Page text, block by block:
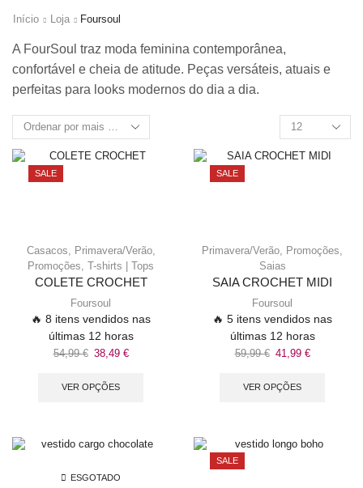
Início Loja Foursoul
A FourSoul traz moda feminina contemporânea,
confortável e cheia de atitude. Peças versáteis, atuais e
perfeitas para looks modernos do dia a dia.
SALE
Casacos Primavera/Verão,
Promoções T-shirts | Tops
COLETE CROCHET
Foursoul
🔥 8 itens vendidos nas
últimas 12 horas
54,99€ 38,49 €
VER OPÇÕES
SALE
Primavera/Verão Promoções
Saias
SAIA CROCHET MIDI
Foursoul
🔥 5 itens vendidos nas
últimas 12 horas
59,99€ 41,99 €
VER OPÇÕES
ESGOTADO
SALE